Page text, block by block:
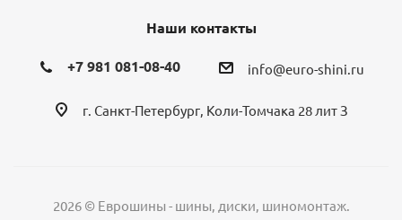
Наши контакты
+7 981 081-08-40 info@euro-shini.ru
г. Санкт-Петербург, Коли-Томчака 28 лит З
2026 © Еврошины - шины, диски, шиномонтаж.